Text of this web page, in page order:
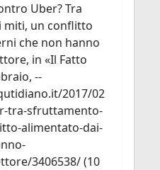
Uber? Tra
miti, un conflitto
che non hanno
in «Il Fatto
--
2017/02
tra-sfruttamento-
alimentato-dai-
3406538/ (10